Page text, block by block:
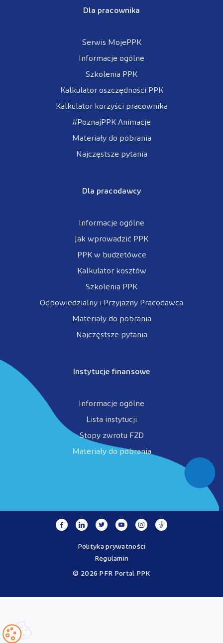
Dla pracownika
Serwis MojePPK
Informacje ogólne
Szkolenia PPK
Kalkulator oszczędności PPK
Kalkulator korzyści pracownika
#PoznajPPK Animacje
Materiały do pobrania
Najczęstsze pytania
Dla pracodawcy
Informacje ogólne
Jak wprowadzić PPK
PPK w budżetówce
Kalkulator kosztów
Szkolenia PPK
Odpowiedzialny i Przyjazny Pracodawca
Materiały do pobrania
Najczęstsze pytania
Instytucje finansowe
Informacje ogólne
Lista instytucji
Stopy zwrotu FZD
Materiały do pobrania
© 2026 PFR Portal PPK
Polityka prywatności
Regulamin
Ustawy o PPK przez operatora - PFR Portal PPK sp. z o.o., spółkę